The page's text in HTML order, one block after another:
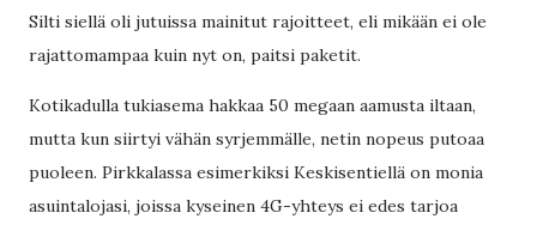
Silti siellä oli jutuissa mainitut rajoitteet, eli mikään ei ole
rajattomampaa kuin nyt on, paitsi paketit.
Kotikadulla tukiasema hakkaa 50 megaan aamusta iltaan,
mutta kun siirtyi vähän syrjemmälle, netin nopeus putoaa
puoleen. Pirkkalassa esimerkiksi Keskisentiellä on monia
asuintalojasi, joissa kyseinen 4G-yhteys ei edes tarjoa